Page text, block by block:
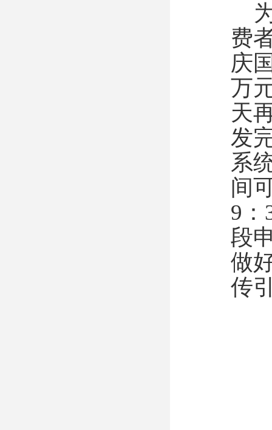
费
庆
万
天
发
系
间
9：
段
做
传